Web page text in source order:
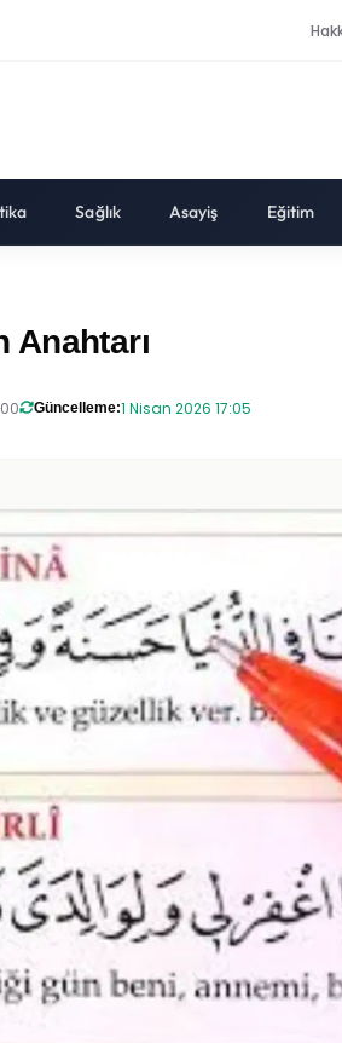
Sağlık Asayiş Eğitim
Anahtarı
Güncelleme:1 Nisan 2026 17:05